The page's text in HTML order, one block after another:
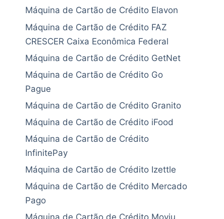
Máquina de Cartão de Crédito Elavon
Máquina de Cartão de Crédito FAZ
CRESCER Caixa Econômica Federal
Máquina de Cartão de Crédito GetNet
Máquina de Cartão de Crédito Go
Pague
Máquina de Cartão de Crédito Granito
Máquina de Cartão de Crédito iFood
Máquina de Cartão de Crédito
InfinitePay
Máquina de Cartão de Crédito Izettle
Máquina de Cartão de Crédito Mercado
Pago